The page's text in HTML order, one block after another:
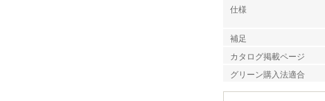
仕様
補足
カタログ掲載ページ
グリーン購入法適合